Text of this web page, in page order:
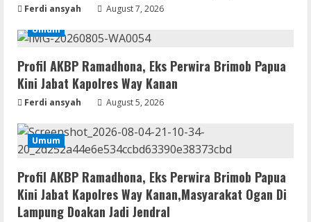
Ferdi ansyah
August 7, 2026
Umum
Profil AKBP Ramadhona, Eks Perwira Brimob Papua
Kini Jabat Kapolres Way Kanan
Ferdi ansyah August 5, 2026
Umum
Profil AKBP Ramadhona, Eks Perwira Brimob Papua
Kini Jabat Kapolres Way Kanan,Masyarakat Ogan Di
Lampung Doakan Jadi Jendral